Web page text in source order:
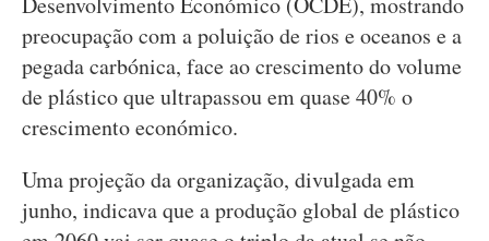
preocupação com a poluição de rios e oceanos e a
pegada carbónica, face ao crescimento do volume
de plástico que ultrapassou em quase 40% o
crescimento económico.
Uma projeção da organização, divulgada em
junho, indicava que a produção global de plástico